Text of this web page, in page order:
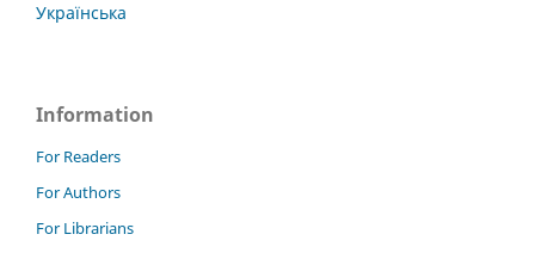
Українська
Information
For Readers
For Authors
For Librarians